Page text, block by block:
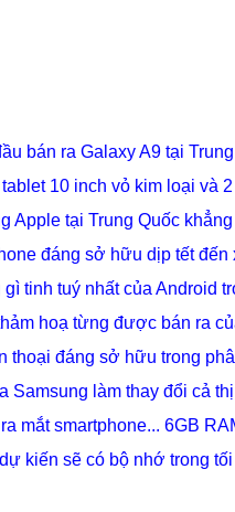
bán ra Galaxy A9 tại
10 inch vỏ kim loại và
Apple tại Trung Quốc
đáng sở hữu dịp tết đến
tinh tuý nhất của Android
hoạ từng được bán ra
thoại đáng sở hữu trong
Samsung làm thay đổi cả
mắt smartphone... 6GB
kiến sẽ có bộ nhớ trong